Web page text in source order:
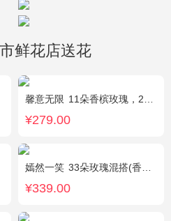
鲜花店送花
馨意无限 11朵香槟玫瑰，2枝多头白色百合，白色洋桔梗、绿叶
¥279.00
嫣然一笑 33朵玫瑰混搭(香槟玫瑰+红玫瑰)，桔梗、配花、绿叶
¥339.00